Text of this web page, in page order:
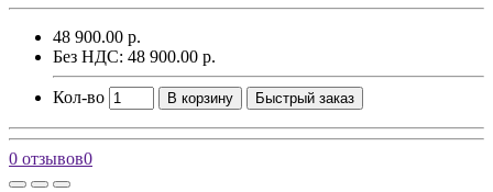
48 900.00 р.
Без НДС: 48 900.00 р.
Кол-во В корзину Быстрый заказ
0 отзывов0